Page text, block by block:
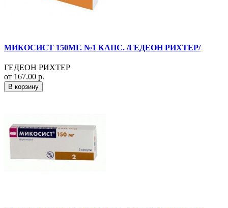
МИКОСИСТ 150МГ. №1 КАПС. /ГЕДЕОН РИХТЕР/
ГЕДЕОН РИХТЕР
от 167.00 р.
В корзину